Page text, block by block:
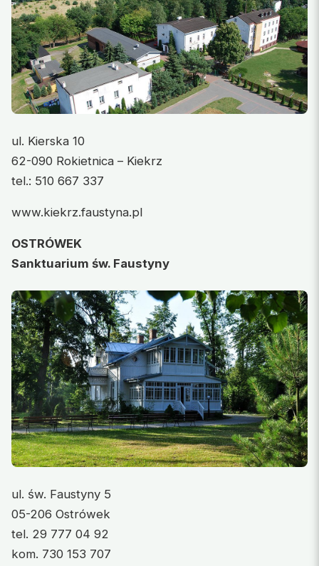
ul. Kierska 10
62-090 Rokietnica – Kiekrz
tel.: 510 667 337
www.kiekrz.faustyna.pl
OSTRÓWEK
Sanktuarium św. Faustyny
ul. św. Faustyny 5
05-206 Ostrówek
tel. 29 777 04 92
kom. 730 153 707